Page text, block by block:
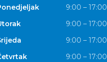
9:00 – 17:00
9:00 – 17:00
9:00 – 17:00
9:00 – 17:00